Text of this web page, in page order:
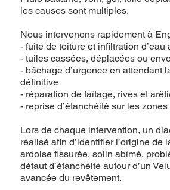
les causes sont multiples.
Nous intervenons rapidement à
- fuite de toiture et infiltration d’eau
- tuiles cassées, déplacées ou
- bâchage d’urgence en attendant
définitive
- réparation de faîtage, rives et
- reprise d’étanchéité sur les
Lors de chaque intervention, un
réalisé afin d’identifier l’origine de
ardoise fissurée, solin abîmé,
défaut d’étanchéité autour d’un
avancée du revêtement.